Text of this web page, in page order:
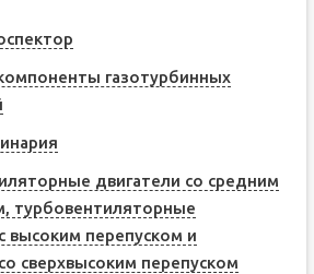
газотурбинных
двигатели со средним
турбовентиляторные
высоким перепуском и
сверхвысоким перепуском